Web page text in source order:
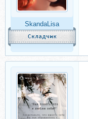
SkandaLisa